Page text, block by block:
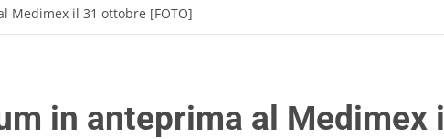
Medimex il 31 ottobre [FOTO]
in anteprima al Medimex il